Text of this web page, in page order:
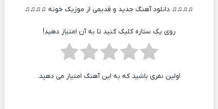
♫♫♫♫ دانلود آهنگ جدید و قدیمی از موزیک خونه ♫♫♫♫
روی یک ستاره کلیک کنید تا به آن امتیاز دهید!
اولین نفری باشید که به این آهنگ امتیاز می دهید.